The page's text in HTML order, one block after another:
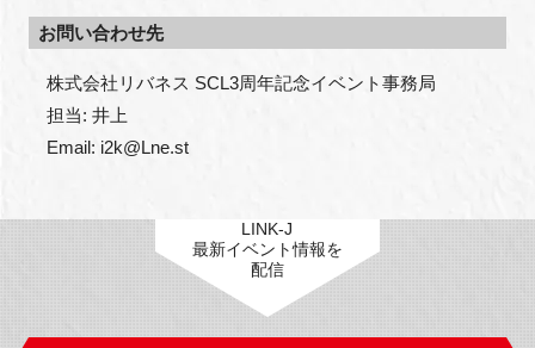
お問い合わせ先
株式会社リバネス SCL3周年記念イベント事務局
担当: 井上
Email: i2k@Lne.st
LINK-J
最新イベント情報を
配信